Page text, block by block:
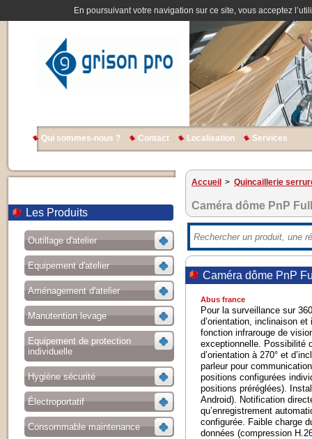
En poursuivant votre navigation sur ce site, vous acceptez
Qui sommes-nous ? Contact Localisation Services
Les Produits
Outillage d'atelier
Equipement d'atelier
Aménagement d'atelier
Manutention levage
Equipement de protection
individuelle
Hygiène sécurité
Électroportatif
Consommable maintenance
Accueil > Quincaillerie
Caméra dôme PnP
Caméra dôme PnP
Abus france
Pour la surveillance sur
d’orientation, inclinaison
fonction infrarouge de
exceptionnelle. Possibilité
d’orientation à 270° et
parleur pour
positions configurées
positions préréglées).
Android). Notification
qu’enregistrement
configurée. Faible charge
données (compression